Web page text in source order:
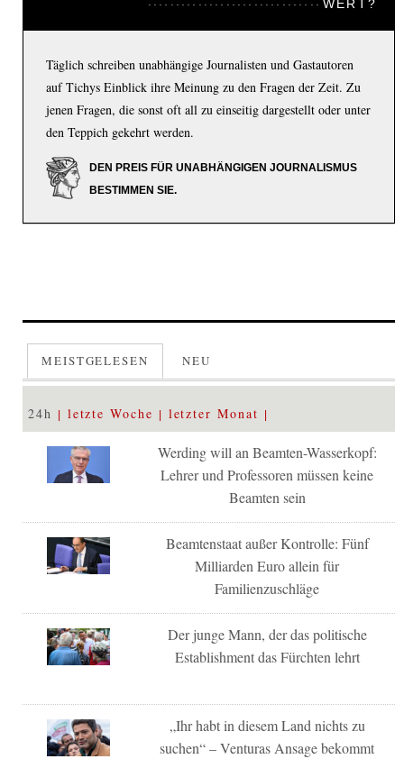
WERT?
Täglich schreiben unabhängige Journalisten und Gastautoren
auf Tichys Einblick ihre Meinung zu den Fragen der Zeit. Zu
jenen Fragen, die sonst oft all zu einseitig dargestellt oder unter
den Teppich gekehrt werden.
DEN PREIS FÜR UNABHÄNGIGEN JOURNALISMUS
BESTIMMEN SIE.
MEISTGELESEN NEU
24h letzte Woche letzter Monat
Werding will an Beamten-Wasserkopf:
Lehrer und Professoren müssen keine
Beamten sein
Beamtenstaat außer Kontrolle: Fünf
Milliarden Euro allein für
Familienzuschläge
Der junge Mann, der das politische
Establishment das Fürchten lehrt
„Ihr habt in diesem Land nichts zu
suchen“ – Venturas Ansage bekommt